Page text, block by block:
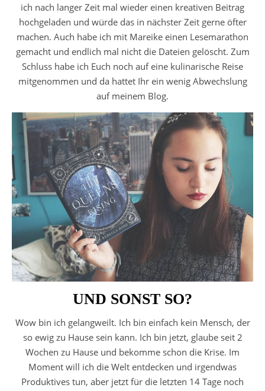
ich nach langer Zeit mal wieder einen kreativen Beitrag
hochgeladen und würde das in nächster Zeit gerne öfter
machen. Auch habe ich mit Mareike einen Lesemarathon
gemacht und endlich mal nicht die Dateien gelöscht. Zum
Schluss habe ich Euch noch auf eine kulinarische Reise
mitgenommen und da hattet Ihr ein wenig Abwechslung
auf meinem Blog.
UND SONST SO?
Wow bin ich gelangweilt. Ich bin einfach kein Mensch, der
so ewig zu Hause sein kann. Ich bin jetzt, glaube seit 2
Wochen zu Hause und bekomme schon die Krise. Im
Moment will ich die Welt entdecken und irgendwas
Produktives tun, aber jetzt für die letzten 14 Tage noch